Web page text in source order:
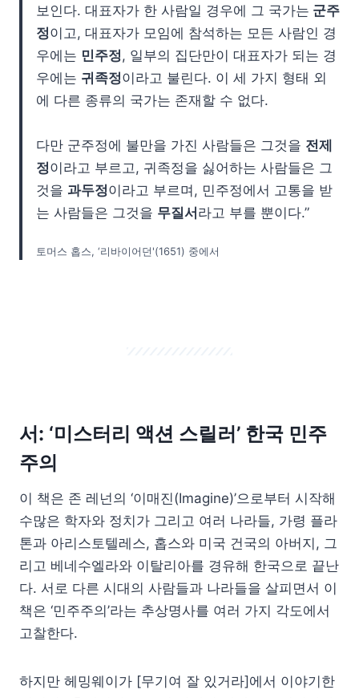
보인다. 대표자가 한 사람일 경우에 그 국가는 군주
정이고, 대표자가 모임에 참석하는 모든 사람인 경
우에는 민주정, 일부의 집단만이 대표자가 되는 경
우에는 귀족정이라고 불린다. 이 세 가지 형태 외
에 다른 종류의 국가는 존재할 수 없다.
다만 군주정에 불만을 가진 사람들은 그것을 전제
정이라고 부르고, 귀족정을 싫어하는 사람들은 그
것을 과두정이라고 부르며, 민주정에서 고통을 받
는 사람들은 그것을 무질서 라고 부를 뿐이다.”
토머스 홉스, ‘리바이어던'(1651) 중에서
서: ‘미스터리 액션 스릴러’ 한국 민주
주의
이 책은 존 레넌의 ‘이매진(Imagine)’으로부터 시작해
수많은 학자와 정치가 그리고 여러 나라들, 가령 플라
톤과 아리스토텔레스, 홉스와 미국 건국의 아버지, 그
리고 베네수엘라와 이탈리아를 경유해 한국으로 끝난
다. 서로 다른 시대의 사람들과 나라들을 살피면서 이
책은 ‘민주주의’라는 추상명사를 여러 가지 각도에서
고찰한다.
하지만 헤밍웨이가 [무기여 잘 있거라]에서 이야기한